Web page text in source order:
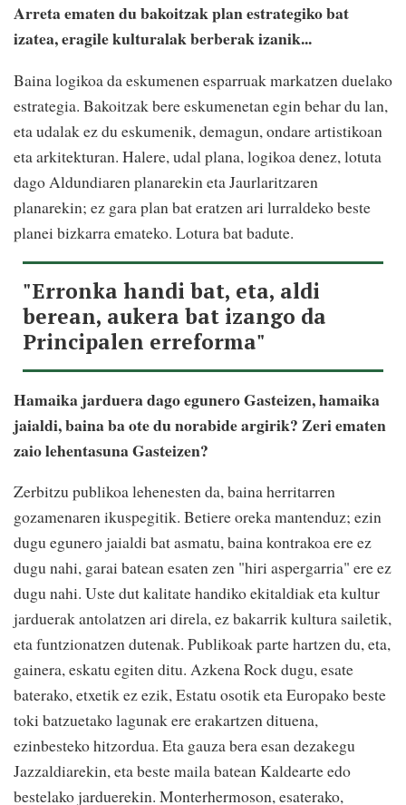
Arreta ematen du bakoitzak plan estrategiko bat
izatea, eragile kulturalak berberak izanik...
Baina logikoa da eskumenen esparruak markatzen duelako
estrategia. Bakoitzak bere eskumenetan egin behar du lan,
eta udalak ez du eskumenik, demagun, ondare artistikoan
eta arkitekturan. Halere, udal plana, logikoa denez, lotuta
dago Aldundiaren planarekin eta Jaurlaritzaren
planarekin; ez gara plan bat eratzen ari lurraldeko beste
planei bizkarra emateko. Lotura bat badute.
"Erronka handi bat, eta, aldi
berean, aukera bat izango da
Principalen erreforma"
Hamaika jarduera dago egunero Gasteizen, hamaika
jaialdi, baina ba ote du norabide argirik? Zeri ematen
zaio lehentasuna Gasteizen?
Zerbitzu publikoa lehenesten da, baina herritarren
gozamenaren ikuspegitik. Betiere oreka mantenduz; ezin
dugu egunero jaialdi bat asmatu, baina kontrakoa ere ez
dugu nahi, garai batean esaten zen "hiri aspergarria" ere ez
dugu nahi. Uste dut kalitate handiko ekitaldiak eta kultur
jarduerak antolatzen ari direla, ez bakarrik kultura sailetik,
eta funtzionatzen dutenak. Publikoak parte hartzen du, eta,
gainera, eskatu egiten ditu. Azkena Rock dugu, esate
baterako, etxetik ez ezik, Estatu osotik eta Europako beste
toki batzuetako lagunak ere erakartzen dituena,
ezinbesteko hitzordua. Eta gauza bera esan dezakegu
Jazzaldiarekin, eta beste maila batean Kaldearte edo
bestelako jarduerekin. Monterhermoson, esaterako,